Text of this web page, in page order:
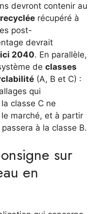
devront contenir au
récupéré à
post-
devrait
2040. En parallèle,
de classes
(A, B et C) :
qui
classe C ne
marché, et à partir
à la classe B.
sur
en